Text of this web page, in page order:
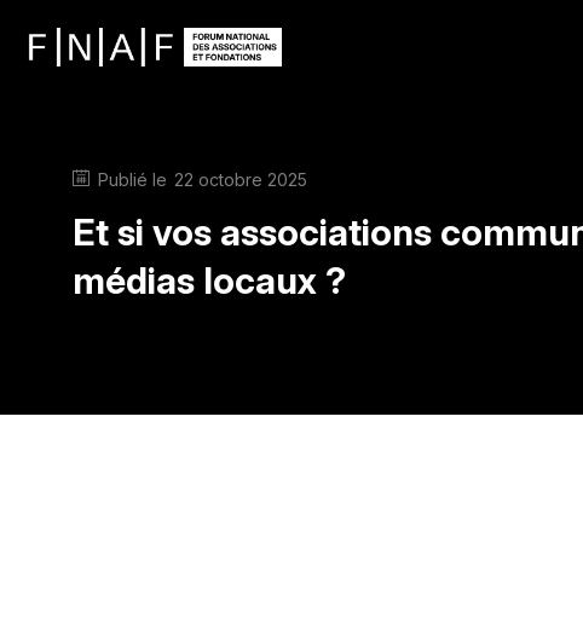
Publié le 22 octobre 2025
Et si vos associations
médias locaux ?